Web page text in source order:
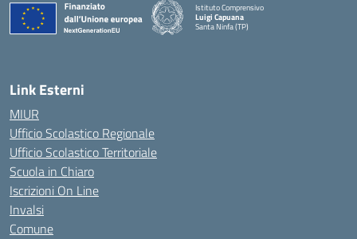
Istituto Comprensivo
Luigi Capuana
Santa Ninfa (TP)
Link Esterni
MIUR
Ufficio Scolastico Regionale
Ufficio Scolastico Territoriale
Scuola in Chiaro
Iscrizioni On Line
Invalsi
Comune